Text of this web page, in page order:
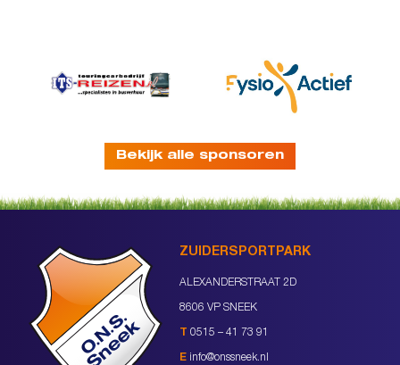
Bekijk alle sponsoren
ZUIDERSPORTPARK
ALEXANDERSTRAAT 2D
8606 VP SNEEK
T 0515 – 41 73 91
E info@onssneek.nl